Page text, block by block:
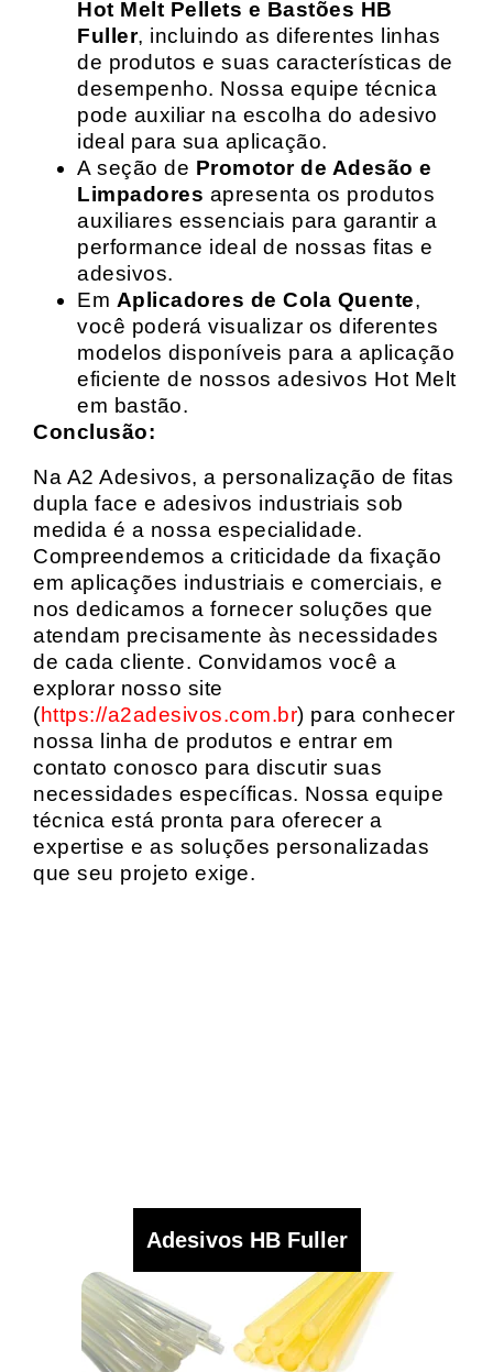
Hot Melt Pellets e Bastões HB
Fuller, incluindo as diferentes linhas
de produtos e suas características de
desempenho. Nossa equipe técnica
pode auxiliar na escolha do adesivo
ideal para sua aplicação.
A seção de Promotor de Adesão e
Limpadores apresenta os produtos
auxiliares essenciais para garantir a
performance ideal de nossas fitas e
adesivos.
Em Aplicadores de Cola Quente,
você poderá visualizar os diferentes
modelos disponíveis para a aplicação
eficiente de nossos adesivos Hot Melt
em bastão.
Conclusão:
Na A2 Adesivos, a personalização de fitas
dupla face e adesivos industriais sob
medida é a nossa especialidade.
Compreendemos a criticidade da fixação
em aplicações industriais e comerciais, e
nos dedicamos a fornecer soluções que
atendam precisamente às necessidades
de cada cliente. Convidamos você a
explorar nosso site
(https://a2adesivos.com.br) para conhecer
nossa linha de produtos e entrar em
contato conosco para discutir suas
necessidades específicas. Nossa equipe
técnica está pronta para oferecer a
expertise e as soluções personalizadas
que seu projeto exige.
Adesivos HB Fuller